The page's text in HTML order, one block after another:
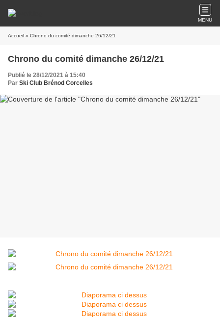
MENU
Accueil » Chrono du comité dimanche 26/12/21
Chrono du comité dimanche 26/12/21
Publié le 28/12/2021 à 15:40
Par Ski Club Brénod Corcelles